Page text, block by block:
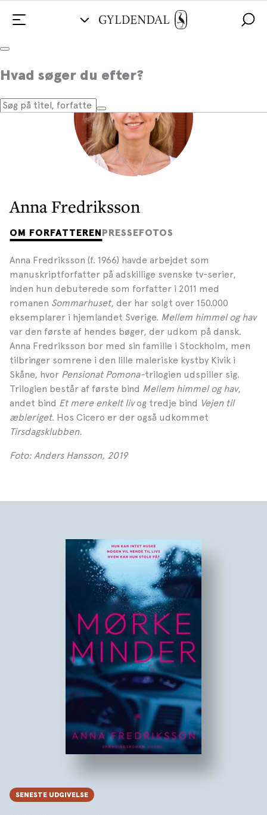
Hvad søger du efter?
Anna Fredriksson
OM FORFATTERENPRESSEFOTOS
Anna Fredriksson (f. 1966) havde arbejdet som
manuskriptforfatter på adskillige svenske tv-serier,
inden hun debuterede som forfatter i 2011 med
romanen Sommarhuset, der har solgt over 150.000
eksemplarer i hjemlandet Sverige. Mellem himmel og hav
var den første af hendes bøger, der udkom på dansk.
Anna Fredriksson bor med sin familie i Stockholm, men
tilbringer somrene i den lille maleriske kystby Kivik i
Skåne, hvor Pensionat Pomona-trilogien udspiller sig.
Trilogien består af første bind Mellem himmel og hav,
andet bind Et mere enkelt livog tredje bind Vejen til
æbleriget. Hos Cicero er der også udkommet
Tirsdagsklubben.
Foto: Anders Hansson, 2019
SENESTE UDGIVELSE